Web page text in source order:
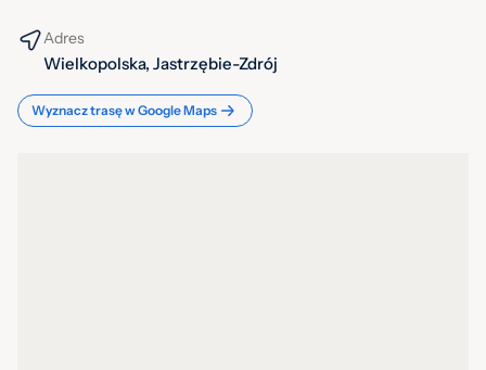
Adres
Wielkopolska, Jastrzębie-Zdrój
Wyznacz trasę w Google Maps